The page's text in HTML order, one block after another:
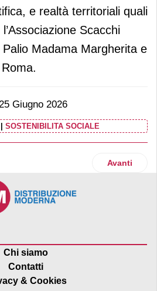
e realtà territoriali quali
Scacchi
Palio Madama Margherita e
Giugno 2026
| SOSTENIBILITA SOCIALE
Cola Hbc Italia pubblica la
Articolo
Avanti
Chi siamo
Contatti
& Cookies